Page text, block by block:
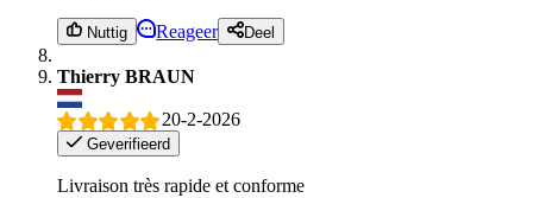
Nuttig Reageer Deel
Thierry BRAUN
20-2-2026
Geverifieerd
Livraison très rapide et conforme